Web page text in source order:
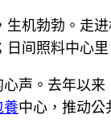
机勃勃。走
日间照料中心
声。去年以
養中心，推动公